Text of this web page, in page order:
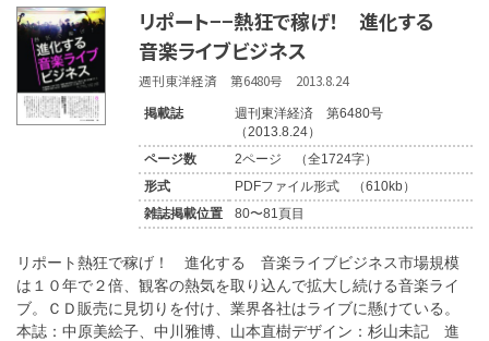
リポート−−熱狂で稼げ！ 進化する
音楽ライブビジネス
週刊東洋経済 第6480号 2013.8.24
掲載誌
週刊東洋経済 第6480号
（2013.8.24）
ページ数
2ページ （全1724字）
形式
PDFファイル形式 （610kb）
雑誌掲載位置
80〜81頁目
リポート熱狂で稼げ！ 進化する 音楽ライブビジネス市場規模
は１０年で２倍、観客の熱気を取り込んで拡大し続ける音楽ライ
ブ。ＣＤ販売に見切りを付け、業界各社はライブに懸けている。
本誌：中原美絵子、中川雅博、山本直樹デザイン：杉山未記 進